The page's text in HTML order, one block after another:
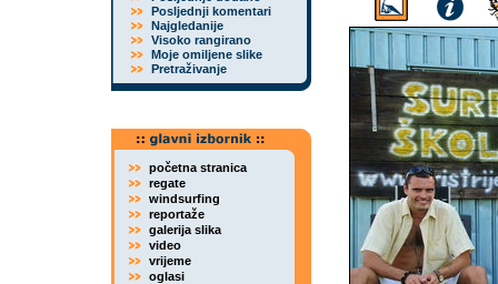
Posljednji komentari
Najgledanije
Visoko rangirano
Moje omiljene slike
Pretraživanje
početna stranica
regate
windsurfing
reportaže
galerija slika
video
vrijeme
oglasi